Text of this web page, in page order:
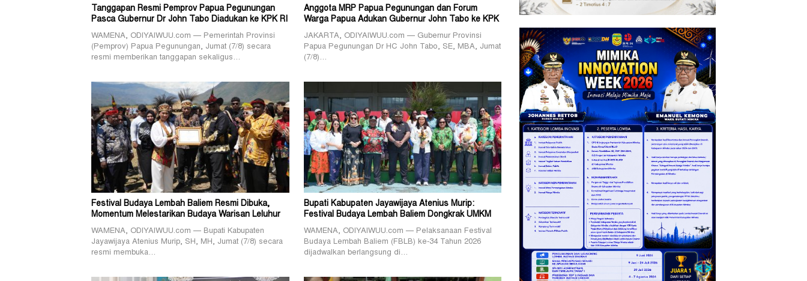
Tanggapan Resmi Pemprov Papua Pegunungan
Pasca Gubernur Dr John Tabo Diadukan ke KPK RI
WAMENA, ODIYAIWUU.com — Pemerintah Provinsi
(Pemprov) Papua Pegunungan, Jumat (7/8) secara
resmi memberikan tanggapan sekaligus…
Anggota MRP Papua Pegunungan dan Forum
Warga Papua Adukan Gubernur John Tabo ke KPK
JAKARTA, ODIYAIWUU.com — Gubernur Provinsi
Papua Pegunungan Dr HC John Tabo, SE, MBA, Jumat
(7/8)…
Festival Budaya Lembah Baliem Resmi Dibuka,
Momentum Melestarikan Budaya Warisan Leluhur
WAMENA, ODIYAIWUU.com — Bupati Kabupaten
Jayawijaya Atenius Murip, SH, MH, Jumat (7/8) secara
resmi membuka…
Bupati Kabupaten Jayawijaya Atenius Murip:
Festival Budaya Lembah Baliem Dongkrak UMKM
WAMENA, ODIYAIWUU.com — Pelaksanaan Festival
Budaya Lembah Baliem (FBLB) ke-34 Tahun 2026
dijadwalkan berlangsung di…